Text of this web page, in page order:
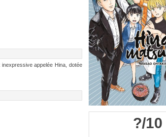
?/10
appelée Hina, dotée